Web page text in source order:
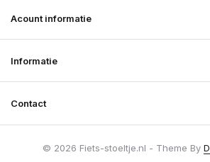
Acount informatie
Informatie
Contact
© 2026 Fiets-stoeltje.nl - Theme By